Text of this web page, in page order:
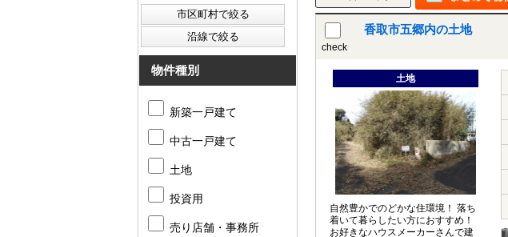
check
香取市五郷内の土地
土地
自然豊かでのどかな住環境！ 落ち
着いて暮らしたい方におすすめ！
お好きなハウスメーカーさんで建
物件種別
新築一戸建て
中古一戸建て
土地
投資用
売り店舗・事務所